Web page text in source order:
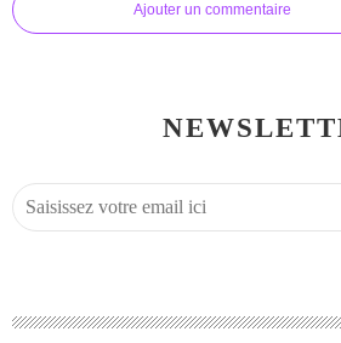
Ajouter un commentaire